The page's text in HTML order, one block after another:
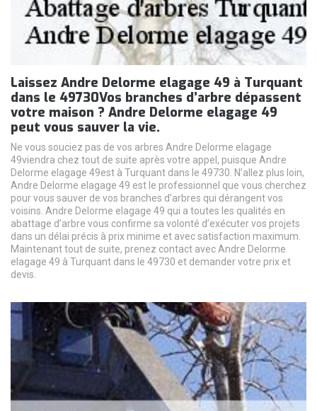
Laissez Andre Delorme elagage 49 à Turquant
dans le 49730Vos branches d’arbre dépassent
votre maison ? Andre Delorme elagage 49
peut vous sauver la vie.
Ne vous souciez pas de vos arbres Andre Delorme elagage
49viendra chez tout de suite après votre appel, puisque Andre
Delorme elagage 49est à Turquant dans le 49730. N’allez plus loin,
Andre Delorme elagage 49 est le professionnel que vous cherchez
pour vous sauver de vos branches d’arbres qui dérangent vos
voisins. Andre Delorme elagage 49 qui a toutes les qualités en
abattage d’arbre vous confirme sa volonté d’exécuter vos projets
dans un délai précis à prix minime et avec satisfaction maximum.
Maintenant tout de suite, prenez contact avec Andre Delorme
elagage 49 à Turquant dans le 49730 et demander votre prix et
devis.